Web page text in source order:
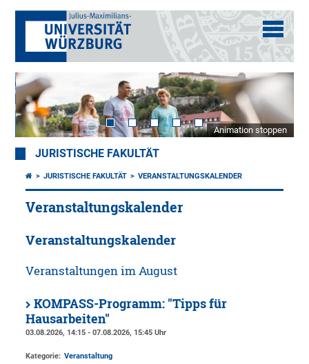
Animation stoppen
JURISTISCHE FAKULTÄT
JURISTISCHE FAKULTÄT VERANSTALTUNGSKALENDER
Veranstaltungskalender
Veranstaltungskalender
Veranstaltungen im August
KOMPASS-Programm: "Tipps für
Hausarbeiten"
03.08.2026, 14:15 - 07.08.2026, 15:45 Uhr
Kategorie: Veranstaltung